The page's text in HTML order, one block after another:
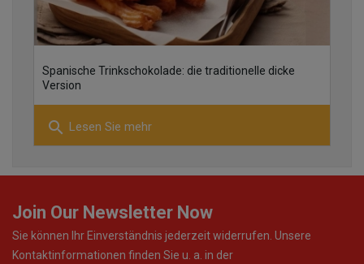
Spanische Trinkschokolade: die traditionelle dicke
Version
search Lesen Sie mehr
Join Our Newsletter Now
Sie können Ihr Einverständnis jederzeit widerrufen. Unsere
Kontaktinformationen finden Sie u. a. in der